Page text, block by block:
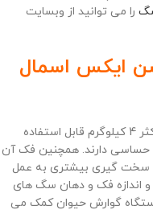
را می توانید از وبسایت
ایکس اسمال
این محصول برای سگ های مسن با وزن حداکثر 4 کیلوگرم قابل استفاده
دارند. همچنین فک آن
سخت گیری بیشتری به عمل
و اندازه فک و دهان سگ های
گوارش حیوان کمک می